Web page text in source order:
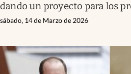
dando un proyecto para los
sábado, 14 de Marzo de 2026